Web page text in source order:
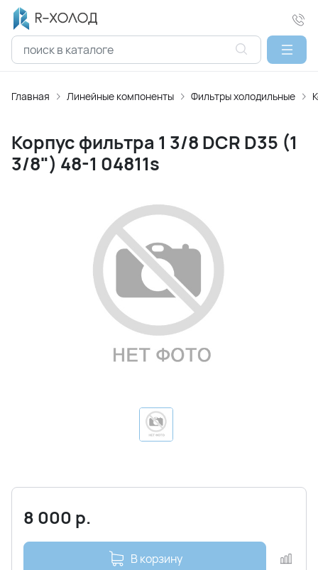
Главная Линейные компоненты Фильтры холодильные
Корпус фильтра 1 3/8 DCR D35 (1
3/8") 48-1 04811s
8 000 р.
В корзину